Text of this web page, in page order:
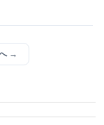
→